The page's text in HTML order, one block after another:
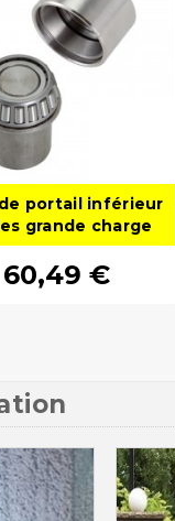
portail inférieur
grande charge
60,49 €